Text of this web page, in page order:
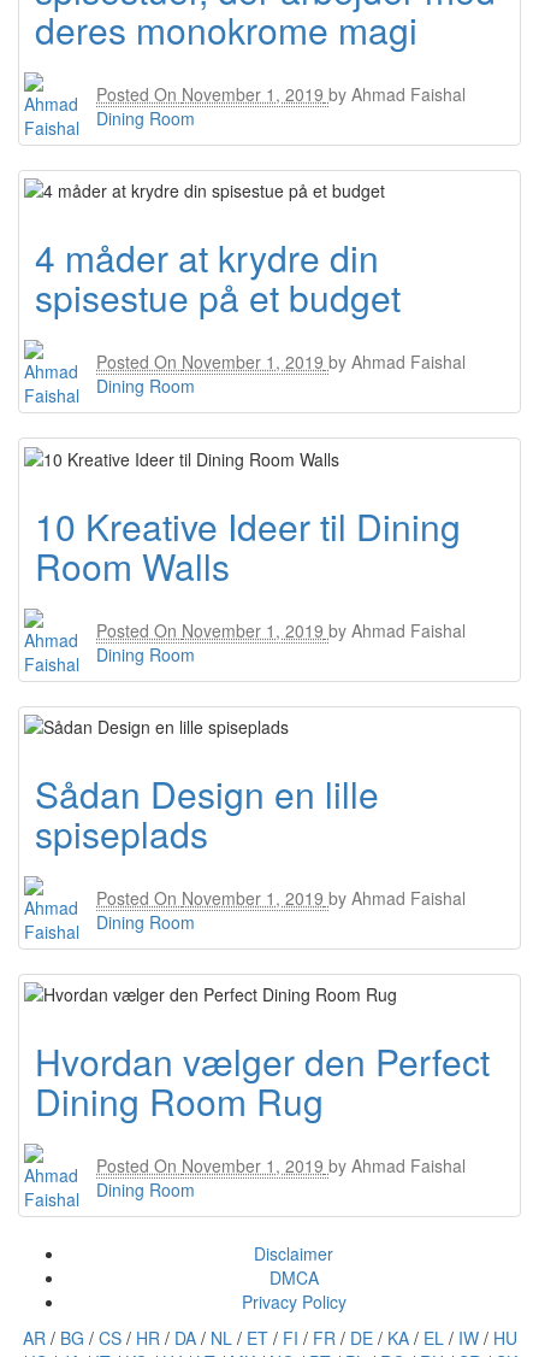
deres monokrome magi
Posted On November 1, 2019 by Ahmad Faishal
Dining Room
4 måder at krydre din
spisestue på et budget
Posted On November 1, 2019 by Ahmad Faishal
Dining Room
10 Kreative Ideer til Dining
Room Walls
Posted On November 1, 2019 by Ahmad Faishal
Dining Room
Sådan Design en lille
spiseplads
Posted On November 1, 2019 by Ahmad Faishal
Dining Room
Hvordan vælger den Perfect
Dining Room Rug
Posted On November 1, 2019 by Ahmad Faishal
Dining Room
Disclaimer
DMCA
Privacy Policy
AR/ BG / CS/ HR/ DA/ NL/ ET/ FI / FR/ DE/ KA/ EL/ IW/ HU